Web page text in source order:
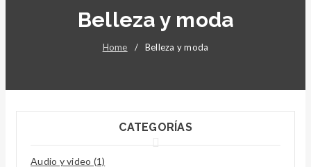
Belleza y moda
Home / Belleza y moda
CATEGORÍAS
Audio y video (1)